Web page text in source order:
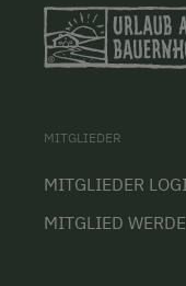
MITGLIEDER
MITGLIEDER
MITGLIED